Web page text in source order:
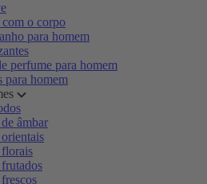
o corpo
para homem
perfume para homem
para homem
âmbar
florais